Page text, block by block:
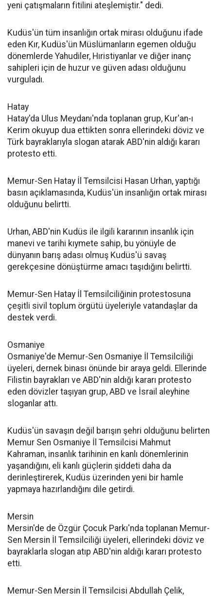
yeni çatışmaların fitilini ateşlemiştir." dedi.
Kudüs'ün tüm insanlığın ortak mirası olduğunu ifade
eden Kır, Kudüs'ün Müslümanların egemen olduğu
dönemlerde Yahudiler, Hıristiyanlar ve diğer inanç
sahipleri için de huzur ve güven adası olduğunu
vurguladı.
Hatay
Hatay'da Ulus Meydanı'nda toplanan grup, Kur'an-ı
Kerim okuyup dua ettikten sonra ellerindeki döviz ve
Türk bayraklarıyla slogan atarak ABD'nin aldığı kararı
protesto etti.
Memur-Sen Hatay İl Temsilcisi Hasan Urhan, yaptığı
basın açıklamasında, Kudüs'ün insanlığın ortak mirası
olduğunu belirtti.
Urhan, ABD'nin Kudüs ile ilgili kararının insanlık için
manevi ve tarihi kıymete sahip, bu yönüyle de
dünyanın barış adası olmuş Kudüs'ü savaş
gerekçesine dönüştürme amacı taşıdığını belirtti.
Memur-Sen Hatay İl Temsilciliğinin protestosuna
çeşitli sivil toplum örgütü üyeleriyle vatandaşlar da
destek verdi.
Osmaniye
Osmaniye'de Memur-Sen Osmaniye İl Temsilciliği
üyeleri, dernek binası önünde bir araya geldi. Ellerinde
Filistin bayrakları ve ABD'nin aldığı kararı protesto
eden dövizler taşıyan grup, ABD ve İsrail aleyhine
sloganlar attı.
Kudüs'ün savaşın değil barışın şehri olduğunu belirten
Memur Sen Osmaniye İl Temsilcisi Mahmut
Kahraman, insanlık tarihinin en kanlı dönemlerinin
yaşandığını, eli kanlı güçlerin şiddeti daha da
derinleştirerek, Kudüs üzerinden yeni bir hamle
yapmaya hazırlandığını dile getirdi.
Mersin
Mersin'de de Özgür Çocuk Parkı'nda toplanan Memur-
Sen Mersin İl Temsilciliği üyeleri, ellerindeki döviz ve
bayraklarla slogan atıp ABD'nin aldığı kararı protesto
etti.
Memur-Sen Mersin İl Temsilcisi Abdullah Çelik,